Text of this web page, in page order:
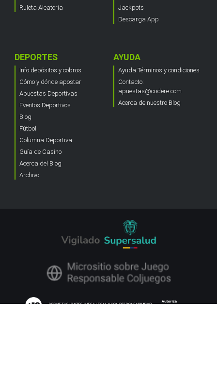
Ruleta Aleatoria
Jackpots
Descarga App
DEPORTES
Info depósitos y cobros
Cómo y dónde apostar
Apuestas Deportivas
Eventos Deportivos
Blog
Fútbol
Columna Deportiva
Guía de Casino
Acerca del Blog
Archivo
AYUDA
Ayuda Términos y condiciones
Contacto:
apuestas@codere.com
Acerca de nuestro Blog